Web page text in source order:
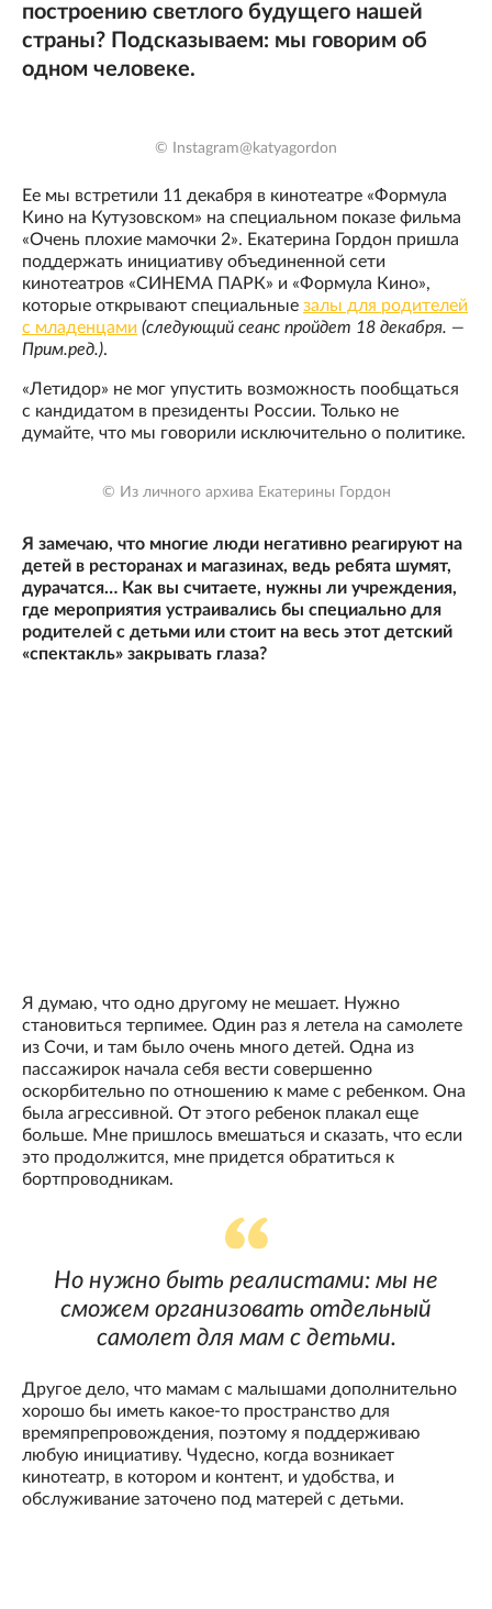
построению светлого будущего нашей
страны? Подсказываем: мы говорим об
одном человеке.
© Instagram@katyagordon
Ее мы встретили 11 декабря в кинотеатре «Формула
Кино на Кутузовском» на специальном показе фильма
«Очень плохие мамочки 2». Екатерина Гордон пришла
поддержать инициативу объединенной сети
кинотеатров «СИНЕМА ПАРК» и «Формула Кино»,
которые открывают специальные залы для родителей
с младенцами (следующий сеанс пройдет 18 декабря. —
Прим.ред.).
«Летидор» не мог упустить возможность пообщаться
с кандидатом в президенты России. Только не
думайте, что мы говорили исключительно о политике.
© Из личного архива Екатерины Гордон
Я замечаю, что многие люди негативно реагируют на
детей в ресторанах и магазинах, ведь ребята шумят,
дурачатся… Как вы считаете, нужны ли учреждения,
где мероприятия устраивались бы специально для
родителей с детьми или стоит на весь этот детский
«спектакль» закрывать глаза?
Я думаю, что одно другому не мешает. Нужно
становиться терпимее. Один раз я летела на самолете
из Сочи, и там было очень много детей. Одна из
пассажирок начала себя вести совершенно
оскорбительно по отношению к маме с ребенком. Она
была агрессивной. От этого ребенок плакал еще
больше. Мне пришлось вмешаться и сказать, что если
это продолжится, мне придется обратиться к
бортпроводникам.
Но нужно быть реалистами: мы не
сможем организовать отдельный
самолет для мам с детьми.
Другое дело, что мамам с малышами дополнительно
хорошо бы иметь какое-то пространство для
времяпрепровождения, поэтому я поддерживаю
любую инициативу. Чудесно, когда возникает
кинотеатр, в котором и контент, и удобства, и
обслуживание заточено под матерей с детьми.